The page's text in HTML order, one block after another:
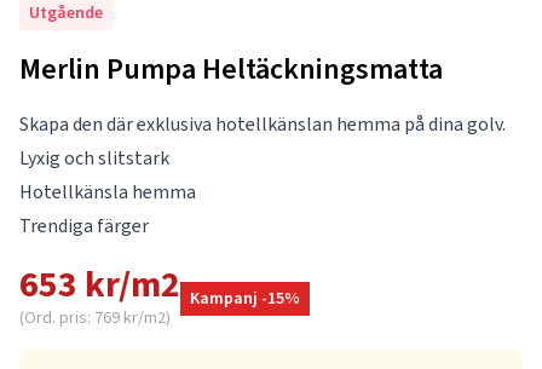
Utgående
Merlin Pumpa Heltäckningsmatta
Skapa den där exklusiva hotellkänslan hemma på dina golv.
Lyxig och slitstark
Hotellkänsla hemma
Trendiga färger
653 kr/m2
(Ord. pris: 769 kr/m2)
Kampanj -15%